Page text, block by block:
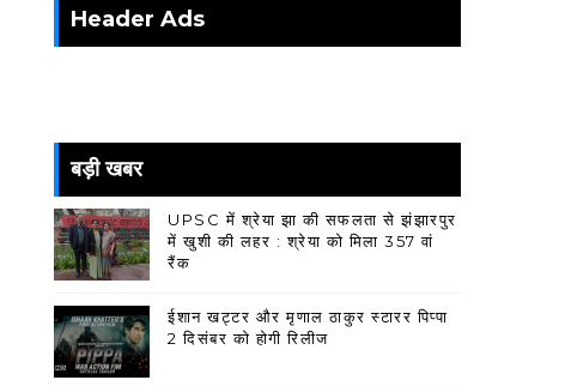
Header Ads
बड़ी खबर
UPSC में श्रेया झा की सफलता से झंझारपुर
में खुशी की लहर : श्रेया को मिला 357 वां
रैंक
ईशान खट्टर और मृणाल ठाकुर स्टारर पिप्पा
2 दिसंबर को होगी रिलीज